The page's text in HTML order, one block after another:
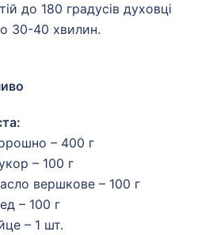
до 180 градусів духовці
30-40 хвилин.
– 400 г
– 100 г
вершкове – 100 г
– 100 г
– 1 шт.